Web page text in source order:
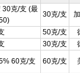
30克/支 (最
30克/支
50克/支
30克/支
60克/支 60克/支